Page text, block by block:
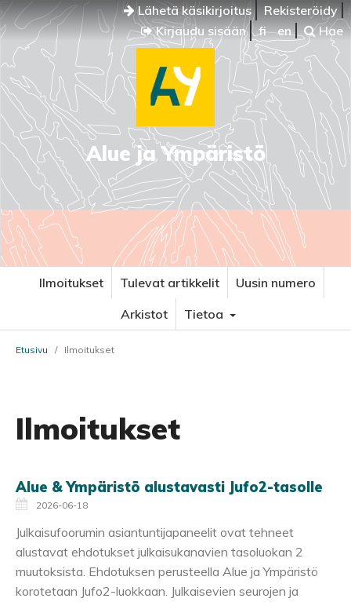
Lähetä käsikirjoitus
Rekisteröidy
Kirjaudu sisään
fi en Hae
Alue ja Ympäristö
Ilmoitukset Tulevat artikkelit
Uusin numero
Arkistot
Tietoa
Etusivu / Ilmoitukset
Ilmoitukset
Alue & Ympäristö alustavasti Jufo2-tasolle
2026-06-18
Julkaisufoorumin asiantuntijapaneelit ovat tehneet
alustavat ehdotukset julkaisukanavien tasoluokan 2
muutoksista. Ehdotuksen perusteella Alue ja Ympäristö
korotetaan Jufo2-luokkaan. Julkaisevien seurojen ja